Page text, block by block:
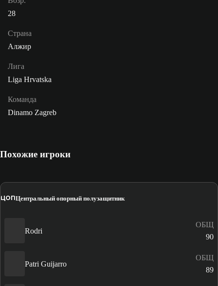
28
Страна
Алжир
Лига
Liga Hrvatska
Команда
Dinamo Zagreb
Похожие игроки
ЦОПЦентральный опорный полузащитник
Rodri
ОБЩ
90
Patri Guijarro
ОБЩ
89